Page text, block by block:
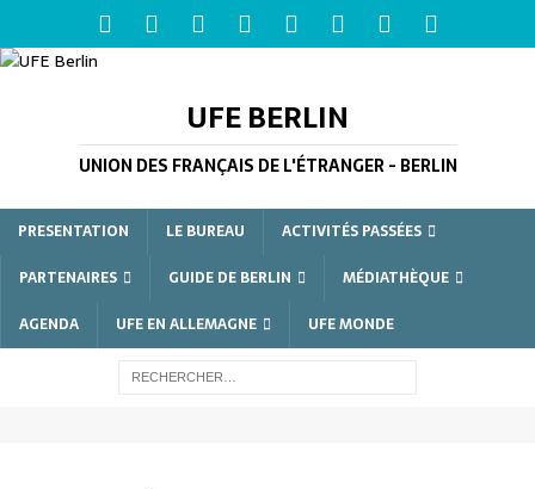
UFE BERLIN
UNION DES FRANÇAIS DE L'ÉTRANGER - BERLIN
PRESENTATION LE BUREAU
ACTIVITÉS PASSÉES
PARTENAIRES
GUIDE DE BERLIN
MÉDIATHÈQUE
AGENDA
UFE EN ALLEMAGNE UFE MONDE